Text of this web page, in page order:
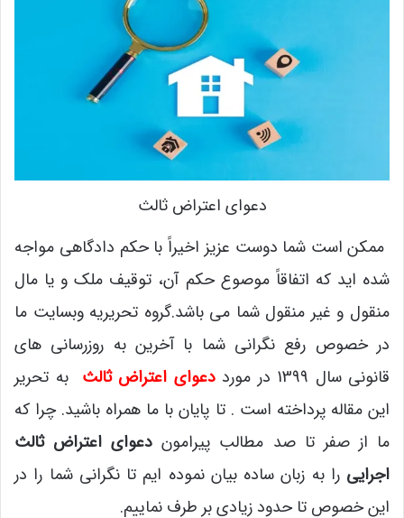
دعوای اعتراض ثالث
ممکن است شما دوست عزیز اخیراً با حکم دادگاهی مواجه
شده اید که اتفاقاً موصوع حکم آن، توقیف ملک و یا مال
منقول و غیر منقول شما می باشد.گروه تحریریه وبسایت ما
در خصوص رفع نگرانی شما با آخرین به روزرسانی های
قانونی سال 1399 در مورد
دعوای اعتراض ثالث به تحریر
این مقاله پرداخته است . تا پایان با ما همراه باشید. چرا که
ما از صفر تا صد مطالب پیرامون دعوای اعتراض ثالث
اجرایی را به زبان ساده بیان نموده ایم تا نگرانی شما را در
این خصوص تا حدود زیادی بر طرف نماییم.